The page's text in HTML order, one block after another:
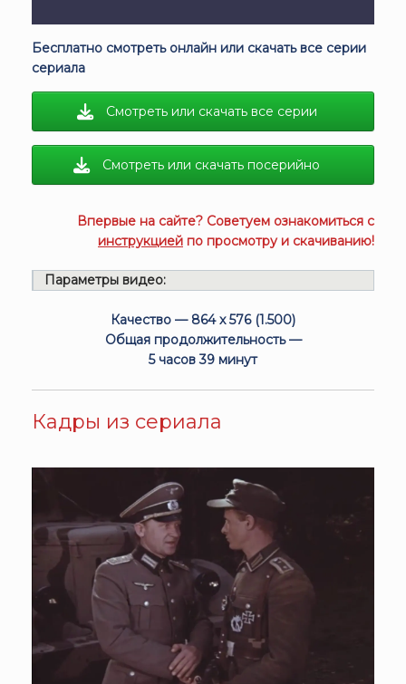
Бесплатно смотреть онлайн или скачать все серии
сериала
Смотреть или скачать все серии
Смотреть или скачать посерийно
Впервые на сайте? Советуем ознакомиться с
инструкцией по просмотру и скачиванию!
Параметры видео:
Качество — 864 x 576 (1.500)
Общая продолжительность —
5 часов 39 минут
Кадры из сериала